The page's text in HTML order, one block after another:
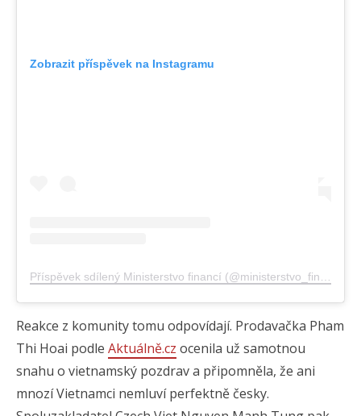
Zobrazit příspěvek na Instagramu
Příspěvek sdílený Ministerstvo financí (@ministerstvo_financi_cr)
Reakce z komunity tomu odpovídají. Prodavačka Pham
Thi Hoai podle Aktuálně.cz ocenila už samotnou
snahu o vietnamský pozdrav a připomněla, že ani
mnozí Vietnamci nemluví perfektně česky.